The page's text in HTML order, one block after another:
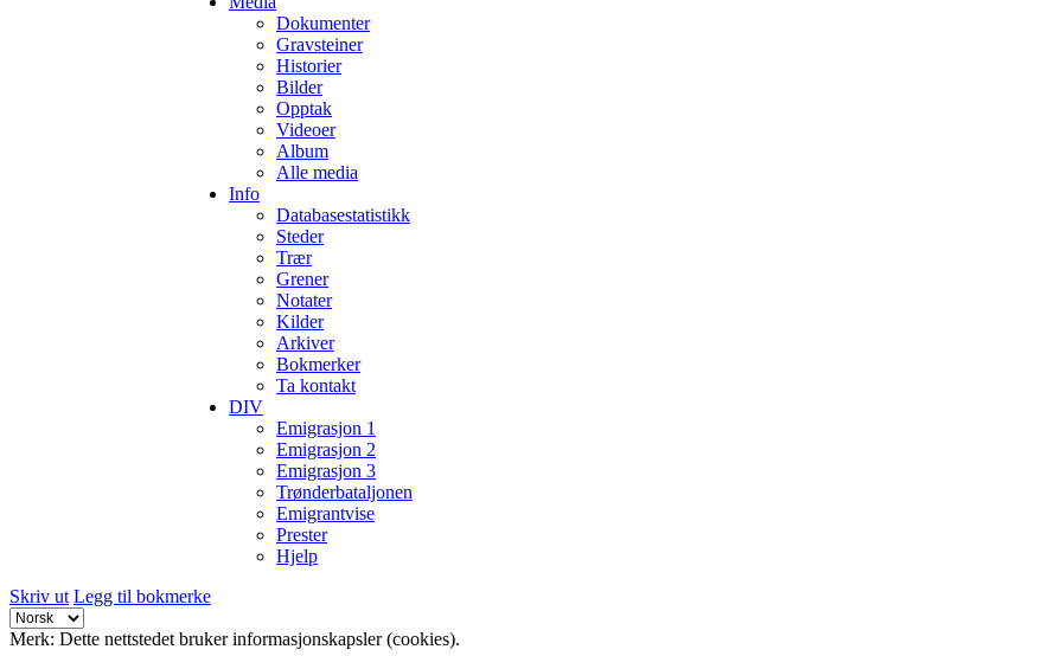
Dokumenter
Gravsteiner
Historier
Bilder
Opptak
Videoer
Album
Alle media
Info
Databasestatistikk
Steder
Trær
Grener
Notater
Kilder
Arkiver
Bokmerker
Ta kontakt
DIV
Emigrasjon 1
Emigrasjon 2
Emigrasjon 3
Trønderbataljonen
Emigrantvise
Prester
Hjelp
Skriv ut Legg til bokmerke
Merk: Dette nettstedet bruker informasjonskapsler (cookies).